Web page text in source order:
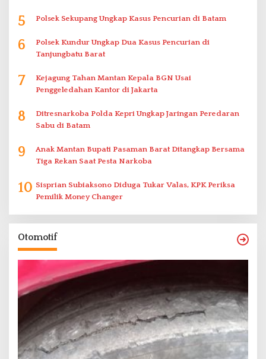
5 Polsek Sekupang Ungkap Kasus Pencurian di Batam
6
Polsek Kundur Ungkap Dua Kasus Pencurian di
Tanjungbatu Barat
7
Kejagung Tahan Mantan Kepala BGN Usai
Penggeledahan Kantor di Jakarta
8
Ditresnarkoba Polda Kepri Ungkap Jaringan Peredaran
Sabu di Batam
9
Anak Mantan Bupati Pasaman Barat Ditangkap Bersama
Tiga Rekan Saat Pesta Narkoba
10 Sisprian Subiaksono Diduga Tukar Valas, KPK Periksa
Pemilik Money Changer
Otomotif